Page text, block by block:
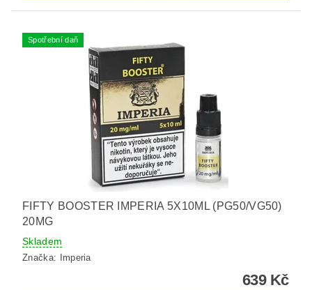
Spotřební daň
FIFTY BOOSTER IMPERIA 5X10ML (PG50/VG50)
20MG
Skladem
Značka: Imperia
639 Kč